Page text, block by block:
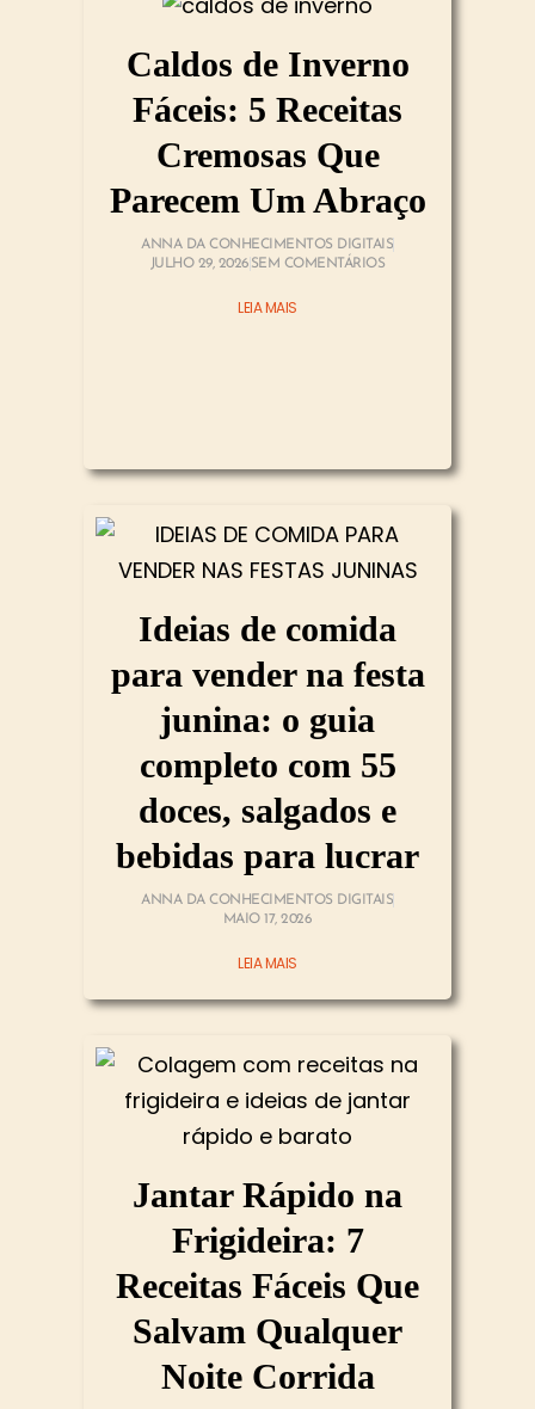
Caldos de Inverno
Fáceis: 5 Receitas
Cremosas Que
Parecem Um Abraço
ANNA DA CONHECIMENTOS DIGITAIS
JULHO 29, 2026 SEM COMENTÁRIOS
LEIA MAIS
Ideias de comida
para vender na festa
junina: o guia
completo com 55
doces, salgados e
bebidas para lucrar
ANNA DA CONHECIMENTOS DIGITAIS
MAIO 17, 2026
LEIA MAIS
Jantar Rápido na
Frigideira: 7
Receitas Fáceis Que
Salvam Qualquer
Noite Corrida